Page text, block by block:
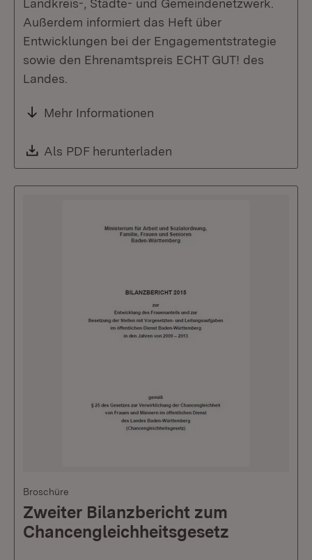
Landkreis-, Städte- und Gemeindenetzwerk.
Außerdem informiert das Heft über
Entwicklungen bei der Engagementstrategie
sowie den Ehrenamtspreis ECHT GUT! des
Landes.
Mehr Informationen
Download:
Als PDF herunterladen
Broschüre
Zweiter Bilanzbericht zum
Chancengleichheitsgesetz